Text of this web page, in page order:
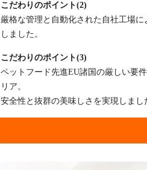
こだわりのポイント(2)
厳格な管理と自動化された自社工場
しました。
こだわりのポイント(3)
ペットフード先進EU諸国の厳しい要
リア。
安全性と抜群の美味しさを実現しまし